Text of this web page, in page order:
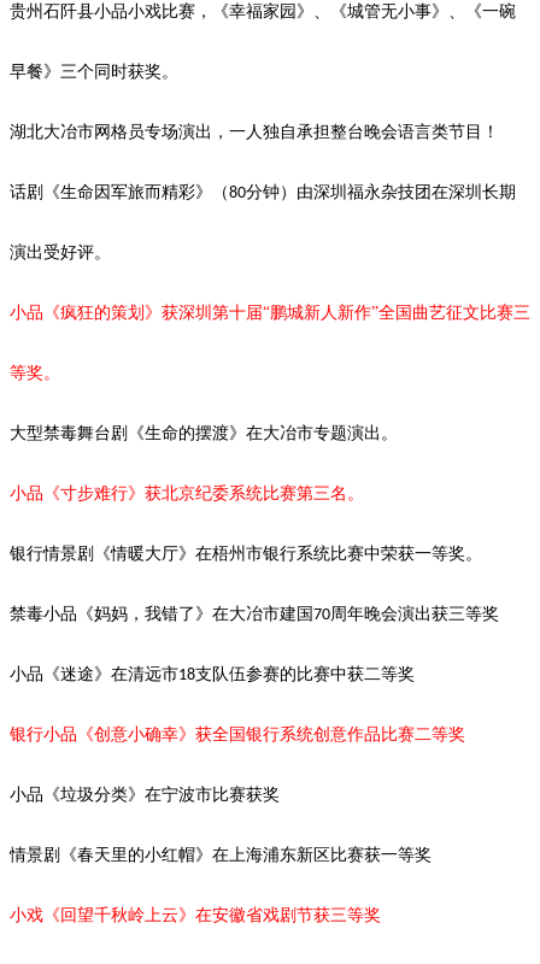
贵州石阡县小品小戏比赛，《幸福家园》、《城管无小事》、《一碗
早餐》三个同时获奖。
湖北大冶市网格员专场演出，一人独自承担整台晚会语言类节目！
话剧《生命因军旅而精彩》（80分钟）由深圳福永杂技团在深圳长期
演出受好评。
小品《疯狂的策划》获深圳第十届“鹏城新人新作”全国曲艺征文比赛三
等奖。
大型禁毒舞台剧《生命的摆渡》 在大冶市专题演出。
小品《寸步难行》获北京纪委系统比赛第三名。
银行情景剧《情暖大厅》在梧州市银行系统比赛中荣获一等奖。
禁毒小品《妈妈，我错了》在大冶市建国70周年晚会演出获三等奖
小品《迷途》在清远市18支队伍参赛的比赛中获二等奖
银行小品《创意小确幸》获全国银行系统创意作品比赛二等奖
小品《垃圾分类》在宁波市比赛获奖
情景剧 《春天里的小红帽》在上海浦东新区比赛获一等奖
小戏《回望千秋岭上云》在安徽省戏剧节获三等奖